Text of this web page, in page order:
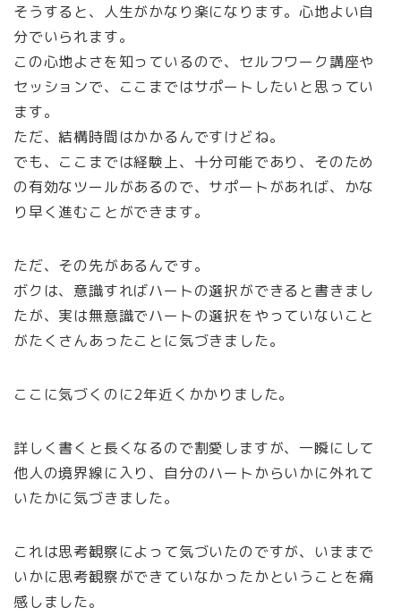
そうすると、人生がかなり楽になります。心地よい自
分でいられます。
この心地よさを知っているので、セルフワーク講座や
セッションで、ここまではサポートしたいと思ってい
ます。
ただ、結構時間はかかるんですけどね。
でも、ここまでは経験上、十分可能であり、そのため
の有効なツールがあるので、サポートがあれば、かな
り早く進むことができます。
ただ、その先があるんです。
ボクは、意識すればハートの選択ができると書きまし
たが、実は無意識でハートの選択をやっていないこと
がたくさんあったことに気づきました。
ここに気づくのに2年近くかかりました。
詳しく書くと長くなるので割愛しますが、一瞬にして
他人の境界線に入り、自分のハートからいかに外れて
いたかに気づきました。
これは思考観察によって気づいたのですが、いままで
いかに思考観察ができていなかったかということを痛
感しました。